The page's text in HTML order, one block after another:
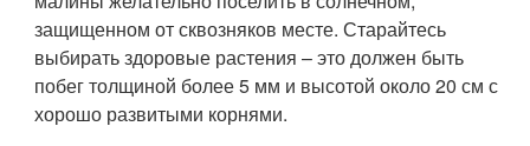
защищенном от сквозняков месте. Старайтесь
выбирать здоровые растения – это должен быть
побег толщиной более 5 мм и высотой около 20 см с
хорошо развитыми корнями.